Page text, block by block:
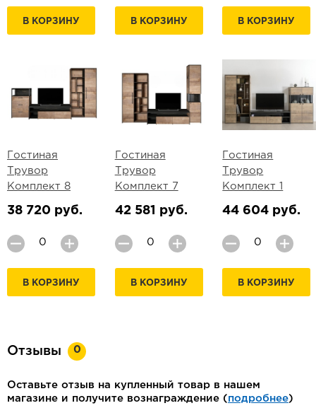
В КОРЗИНУ В КОРЗИНУ В КОРЗИНУ
Гостиная
Трувор
Комплект 8
38 720 руб.
В КОРЗИНУ
Гостиная
Трувор
Комплект 7
42 581 руб.
В КОРЗИНУ
Гостиная
Трувор
Комплект 1
44 604 руб.
В КОРЗИНУ
Отзывы 0
Оставьте отзыв на купленный товар в нашем
магазине и получите вознаграждение (подробнее)